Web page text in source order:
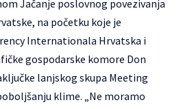
Jačanje poslovnog povezivanja
na početku koje je
Internationala Hrvatska i
gospodarske komore Don
lanjskog skupa Meeting
klime. „Ne moramo